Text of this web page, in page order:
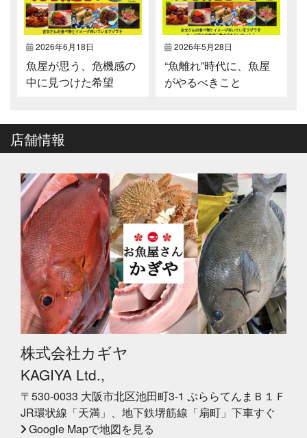
2026年6月18日
魚屋が思う、危機感の
中に見つけた希望
2026年5月28日
“魚離れ”時代に、魚屋
がやるべきこと
店舗情報
株式会社カギヤ
KAGIYA Ltd.,
〒530-0033 大阪市北区池田町3-1 ぷららてんまＢ１Ｆ
JR環状線「天満」、地下鉄堺筋線「扇町」下車すぐ
Google Mapで地図を見る